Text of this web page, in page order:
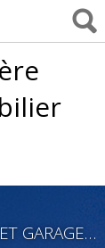
MAISON R+1 AVEC 3 CHBRES JARDIN ET GARAGE FERMÉ